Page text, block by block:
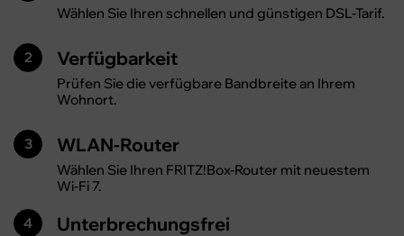
Wählen Sie Ihren schnellen und günstigen DSL-Tarif.
2 Verfügbarkeit
Prüfen Sie die verfügbare Bandbreite an Ihrem
Wohnort.
3 WLAN-Router
Wählen Sie Ihren FRITZ!Box-Router mit neuestem
Wi-Fi 7.
4 Unterbrechungsfrei